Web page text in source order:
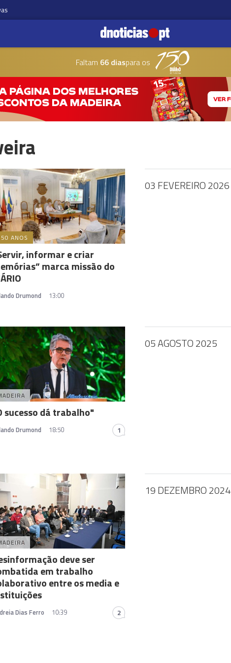
Faltam 66 diaspara os
ANOS
informar e criar
marca missão do
Drumond 13:00
03 FEVEREIRO 2026
sucesso dá trabalho"
Drumond 18:50 1
05 AGOSTO 2025
deve ser
em trabalho
entre os media e
Dias Ferro 10:39 2
19 DEZEMBRO 2024